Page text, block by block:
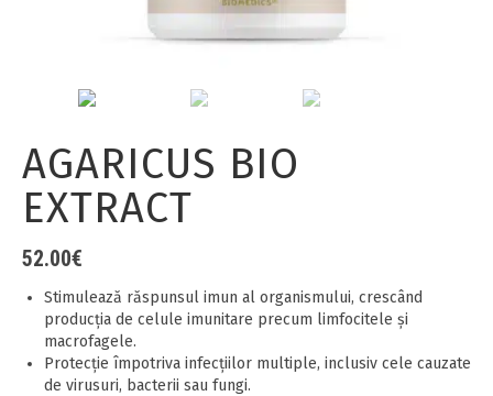
AGARICUS BIO
EXTRACT
52.00€
Stimulează răspunsul imun al organismului, crescând
producția de celule imunitare precum limfocitele și
macrofagele.
Protecţie împotriva infecțiilor multiple, inclusiv cele cauzate
de virusuri, bacterii sau fungi.